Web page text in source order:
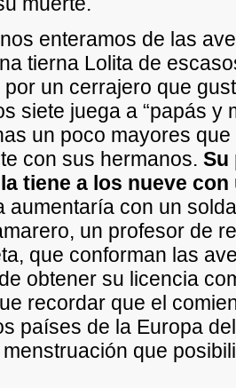
enteramos de las
tierna Lolita de
un cerrajero que
siete juega a “papás y
un poco mayores
con sus hermanos. Su
tiene a los nueve con
aumentaría con un
un profesor de
que conforman las
obtener su licencia
recordar que el
países de la Europa
que